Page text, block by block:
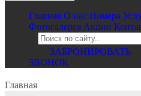
Главная O нас Номера
Фотогалерея Акции
ЗАБРОНИРОВАТЬ
ЗВОНОК
Главная